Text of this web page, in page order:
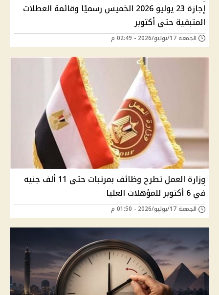
إجازة 23 يوليو 2026 الخميس رسميًا وقائمة العطلات
المتبقية حتى أكتوبر
الجمعة 17/يوليو/2026 - 02:49 م
وزارة العمل تطرح وظائف بمرتبات حتى 11 ألف جنيه
في 6 أكتوبر للمؤهلات العليا
الجمعة 17/يوليو/2026 - 01:50 م